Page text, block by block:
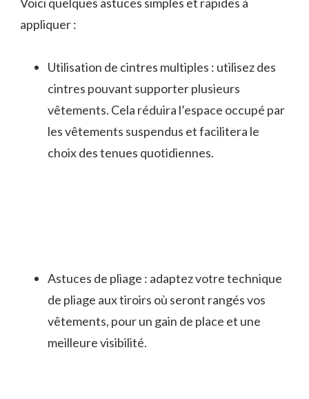
appliquer :
Utilisation de cintres multiples : utilisez des
cintres pouvant supporter plusieurs
vêtements. Cela réduira l’espace occupé par
les vêtements suspendus et facilitera le
choix des tenues quotidiennes.
Astuces de pliage : adaptez votre technique
de pliage aux tiroirs où seront rangés vos
vêtements, pour un gain de place et une
meilleure visibilité.